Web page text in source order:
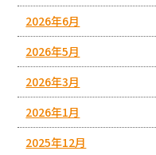
2026年6月
2026年5月
2026年3月
2026年1月
2025年12月